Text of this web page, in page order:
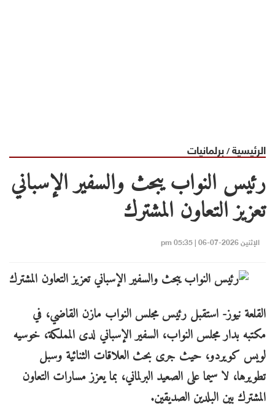
الرئيسية/برلمانيات
رئيس النواب يبحث والسفير الإسباني
تعزيز التعاون المشترك
الإثنين 2026-07-06 | 05:35 pm
القلعة نيوز- استقبل رئيس مجلس النواب مازن القاضي، في
مكتبه بدار مجلس النواب، السفير الإسباني لدى المملكة، خوسيه
لويس كويردو، حيث جرى بحث العلاقات الثنائية وسبل
تطويرها، لا سيما على الصعيد البرلماني، بما يعزز مسارات التعاون
المشترك بين البلدين الصديقين.